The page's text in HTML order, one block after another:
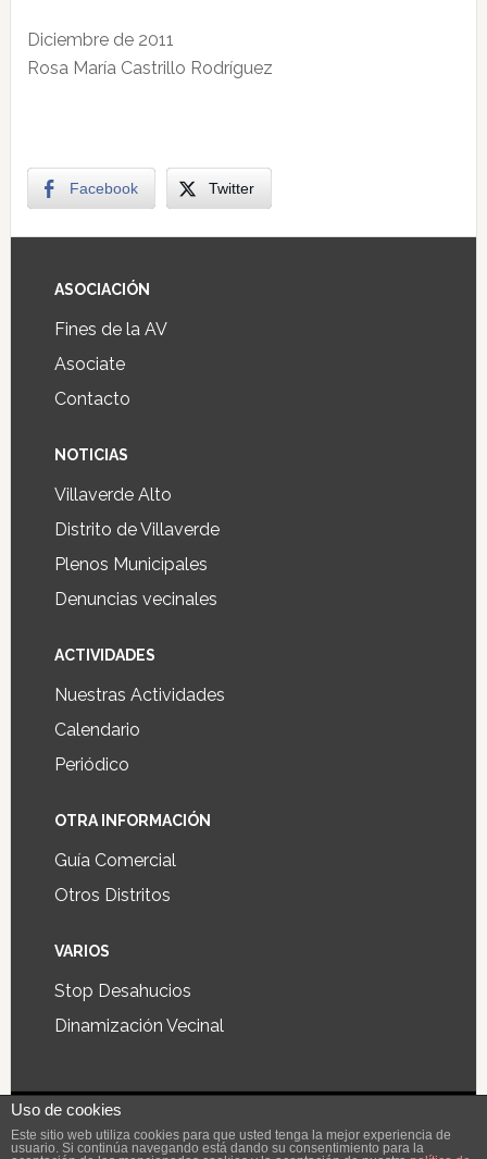
Diciembre de 2011
Rosa María Castrillo Rodríguez
Facebook Twitter
ASOCIACIÓN
Fines de la AV
Asociate
Contacto
NOTICIAS
Villaverde Alto
Distrito de Villaverde
Plenos Municipales
Denuncias vecinales
ACTIVIDADES
Nuestras Actividades
Calendario
Periódico
OTRA INFORMACIÓN
Guía Comercial
Otros Distritos
VARIOS
Stop Desahucios
Dinamización Vecinal
Diseño y desarrollo de aplicaciones y páginas web
Digiworks®
Uso de cookies
Este sitio web utiliza cookies para que usted tenga la mejor experiencia de
usuario. Si continúa navegando está dando su consentimiento para la